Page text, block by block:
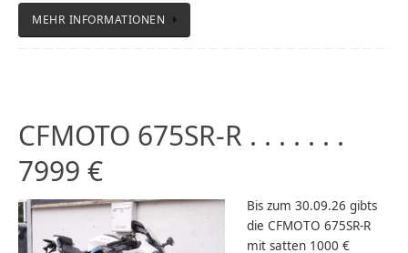
MEHR INFORMATIONEN
CFMOTO 675SR-R . . . . . . .
7999 €
Bis zum 30.09.26 gibts
die CFMOTO 675SR-R
mit satten 1000 €